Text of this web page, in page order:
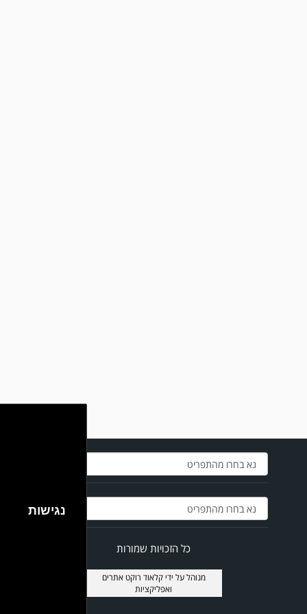
כל הזכויות שמורות
מנוהל על ידיקלאוד רוקט אתרים
ואפליקציות
נגישות